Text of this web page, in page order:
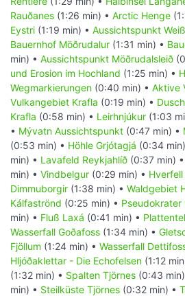
Rauðanes (1:26 min) • Arctic Henge
Eystri (1:19 min) • Aussichtspunkt
Bauernhof Möðrudalur (1:31 min) •
min) • Aussichtspunkt Möðrudalsleið
und Erosion im Hochland (1:25 min) •
Wegmarkierungen (0:40 min) • Aktive
Vulkangebiet Krafla (0:19 min) •
Krafla (0:58 min) • Leirhnjúkur (1:03
• Mývatn Aussichtspunkt (0:47 min) •
(0:53 min) • Höhle Grjótagjá (0:34
min) • Lavafeld Reykjahlíð (0:37 min) •
min) • Vindbelgur (0:29 min) •
Dimmuborgir (1:38 min) • Waldgebiet
Kálfaströnd (0:25 min) •
min) • Fluß Laxá (0:41 min) •
Wasserfall Goðafoss (1:34 min) •
Fjöllum (1:24 min) • Wasserfall
Hljóðaklettar - Die Echofelsen (1:12
(1:32 min) • Spalten Tjörnes (0:43
min) • Steilküste Tjörnes (0:32 min) •